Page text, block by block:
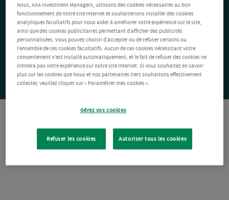
Nous, AXA Investment Managers, utilisons des cookies nécessaires au bon
fonctionnement de notre site Internet et souhaiterions installer des cookies
analytiques facultatifs pour nous aider à améliorer votre expérience sur le site,
ainsi que des cookies publicitaires permettant d’afficher des publicités
personnalisées. Vous pouvez choisir d’accepter ou de refuser certains ou
l’ensemble de ces cookies facultatifs. Aucun de ces cookies nécessitant votre
consentement n’est installé automatiquement, et le fait de refuser des cookies ne
limitera pas votre expérience sur notre site Internet. Si vous souhaitez en savoir
plus sur les cookies que Nous et nos partenaires tiers souhaitons effectivement
collecter, veuillez cliquer sur « Paramétrer mes cookies ».
Gérez vos cookies
Refuser les cookies Autoriser tous les cookies